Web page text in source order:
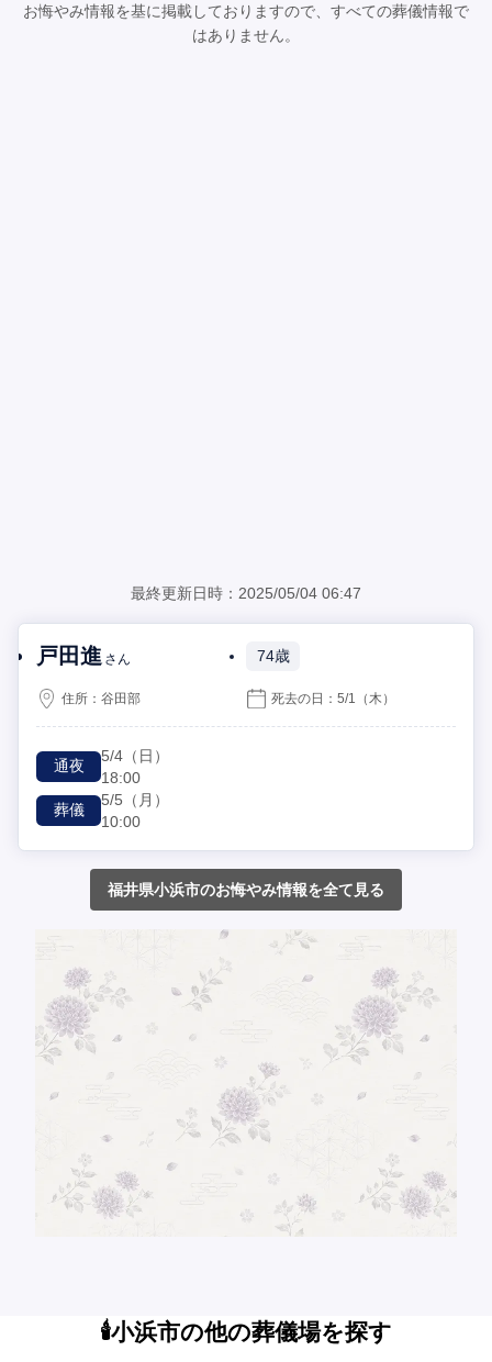
お悔やみ情報を基に掲載しておりますので、すべての葬儀情報で
はありません。
最終更新日時：2025/05/04 06:47
戸田進 さん 74歳
住所：谷田部 死去の日：5/1 （木）
通夜
5/4 （日）
18:00
葬儀
5/5 （月）
10:00
福井県小浜市のお悔やみ情報を全て見る
🕯️小浜市の他の葬儀場を探す